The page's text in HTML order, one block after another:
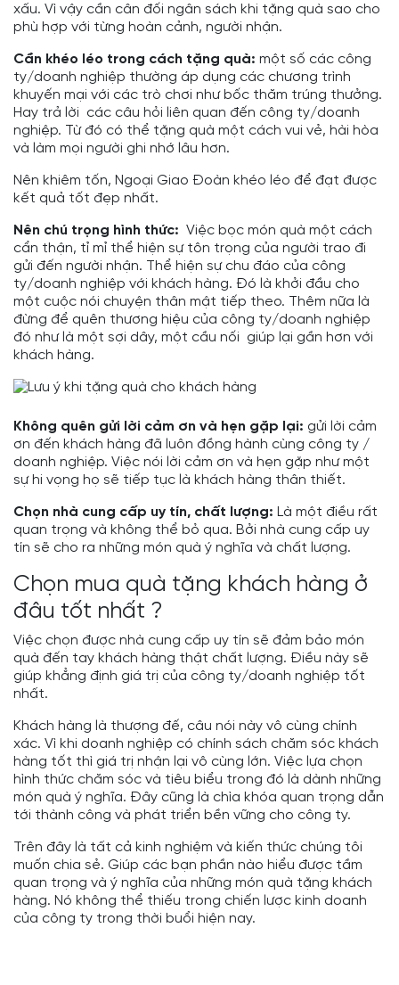
xấu. Vì vậy cần cân đối ngân sách khi tặng quà sao cho
phù hợp với từng hoàn cảnh, người nhận.
Cần khéo léo trong cách tặng quà: một số các công
ty/doanh nghiệp thường áp dụng các chương trình
khuyến mại với các trò chơi như bốc thăm trúng thưởng.
Hay trả lời các câu hỏi liên quan đến công ty/doanh
nghiệp. Từ đó có thể tặng quà một cách vui vẻ, hài hòa
và làm mọi người ghi nhớ lâu hơn.
Nên khiêm tốn, Ngoại Giao Đoàn khéo léo để đạt được
kết quả tốt đẹp nhất.
Nên chú trọng hình thức: Việc bọc món quà một cách
cẩn thận, tỉ mỉ thể hiện sự tôn trọng của người trao đi
gửi đến người nhận. Thể hiện sự chu đáo của công
ty/doanh nghiệp với khách hàng. Đó là khởi đầu cho
một cuộc nói chuyện thân mật tiếp theo. Thêm nữa là
đừng để quên thương hiệu của công ty/doanh nghiệp
đó như là một sợi dây, một cầu nối giúp lại gần hơn với
khách hàng.
Không quên gửi lời cảm ơn và hẹn gặp lại: gửi lời cảm
ơn đến khách hàng đã luôn đồng hành cùng công ty /
doanh nghiệp. Việc nói lời cảm ơn và hẹn gặp như một
sự hi vọng họ sẽ tiếp tục là khách hàng thân thiết.
Chọn nhà cung cấp uy tín, chất lượng: Là một điều rất
quan trọng và không thể bỏ qua. Bởi nhà cung cấp uy
tín sẽ cho ra những món quà ý nghĩa và chất lượng.
Chọn mua quà tặng khách hàng ở
đâu tốt nhất ?
Việc chọn được nhà cung cấp uy tín sẽ đảm bảo món
quà đến tay khách hàng thật chất lượng. Điều này sẽ
giúp khẳng định giá trị của công ty/doanh nghiệp tốt
nhất.
Khách hàng là thượng đế, câu nói này vô cùng chính
xác. Vì khi doanh nghiệp có chính sách chăm sóc khách
hàng tốt thì giá trị nhận lại vô cùng lớn. Việc lựa chọn
hình thức chăm sóc và tiêu biểu trong đó là dành những
món quà ý nghĩa. Đây cũng là chìa khóa quan trọng dẫn
tới thành công và phát triển bền vững cho công ty.
Trên đây là tất cả kinh nghiệm và kiến thức chúng tôi
muốn chia sẻ. Giúp các bạn phần nào hiểu được tầm
quan trọng và ý nghĩa của những món quà tặng khách
hàng. Nó không thể thiếu trong chiến lược kinh doanh
của công ty trong thời buổi hiện nay.